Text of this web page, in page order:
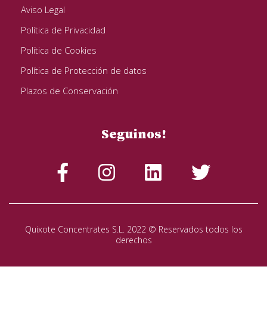
Aviso Legal
Política de Privacidad
Política de Cookies
Política de Protección de datos
Plazos de Conservación
Seguinos!
Quixote Concentrates S.L. 2022 © Reservados todos los
derechos